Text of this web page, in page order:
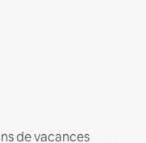
de vacances